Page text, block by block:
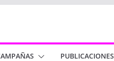
PUBLICACIONES